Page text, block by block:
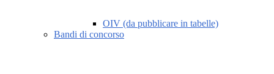
OIV (da pubblicare in tabelle)
Bandi di concorso